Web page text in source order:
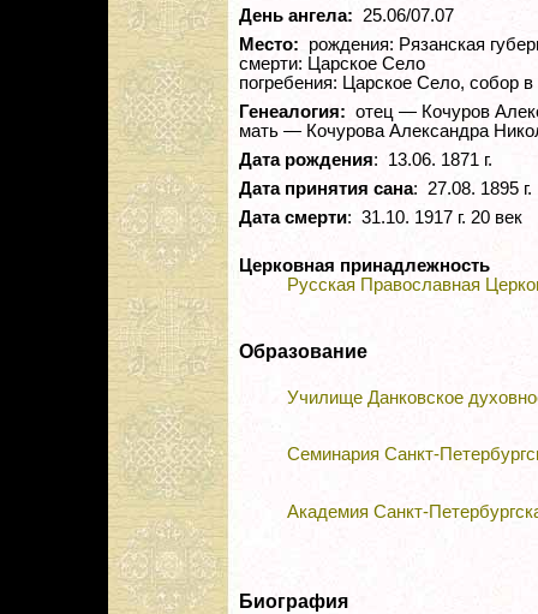
День ангела: 25.06/07.07
Место: рождения: Рязанская
смерти: Царское Село
погребения: Царское Село, собор
Генеалогия: отец — Кочуров
мать — Кочурова Александра
Дата рождения: 13.06. 1871 г.
Дата принятия сана: 27.08. 1895 г.
Дата смерти: 31.10. 1917 г. 20 век
Церковная принадлежность
Русская Православная
Образование
Училище Данковское
Семинария Санкт-
Академия Санкт-
Биография